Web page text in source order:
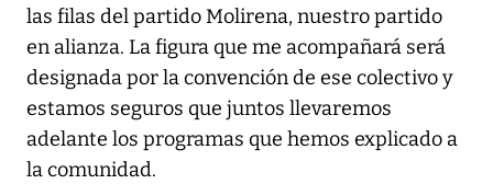
las filas del partido Molirena, nuestro partido
en alianza. La figura que me acompañará será
designada por la convención de ese colectivo y
estamos seguros que juntos llevaremos
adelante los programas que hemos explicado a
la comunidad.